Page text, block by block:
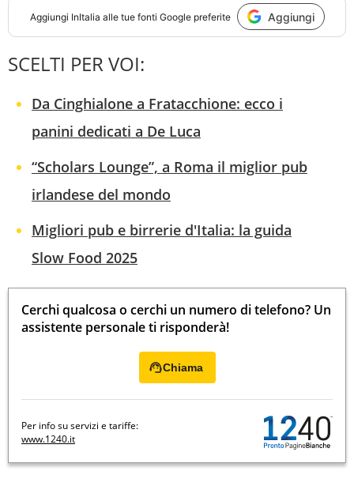
Aggiungi InItalia alle tue fonti Google preferite Aggiungi
SCELTI PER VOI:
Da Cinghialone a Fratacchione: ecco i
panini dedicati a De Luca
“Scholars Lounge”, a Roma il miglior pub
irlandese del mondo
Migliori pub e birrerie d'Italia: la guida
Slow Food 2025
Cerchi qualcosa o cerchi un numero di telefono? Un
assistente personale ti risponderà!
Chiama
Per info su servizi e tariffe:
www.1240.it